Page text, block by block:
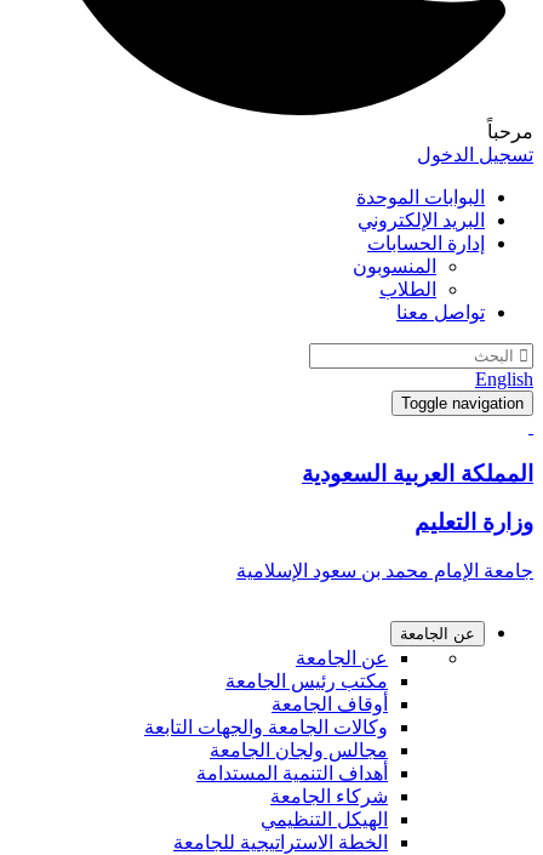
الموحدة
الإلكتروني
الحسابات
المنسوبون
الطلاب
معنا
Toggle
العربية السعودية
محمد بن سعود الإسلامية
الجامعة
عن الجامعة
مكتب رئيس الجامعة
أوقاف الجامعة
وكالات الجامعة والجهات التابعة
مجالس ولجان الجامعة
أهداف التنمية المستدامة
شركاء الجامعة
الهيكل التنظيمي
الخطة الاستراتيجية للجامعة